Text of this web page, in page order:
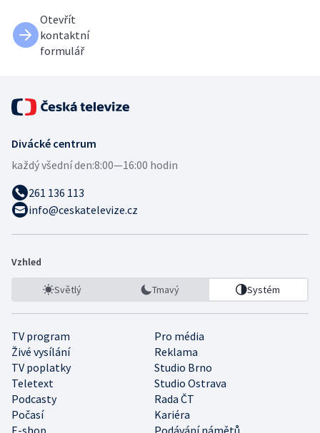
Otevřít
kontaktní
formulář
Divácké centrum
každý všední den:8:00—16:00 hodin
261 136 113
info@ceskatelevize.cz
Vzhled
Světlý Tmavý Systém
TV program
Pro média
Živé vysílání
Reklama
TV poplatky
Studio Brno
Teletext
Studio Ostrava
Podcasty
Rada ČT
Počasí
Kariéra
E-shop
Podávání námětů